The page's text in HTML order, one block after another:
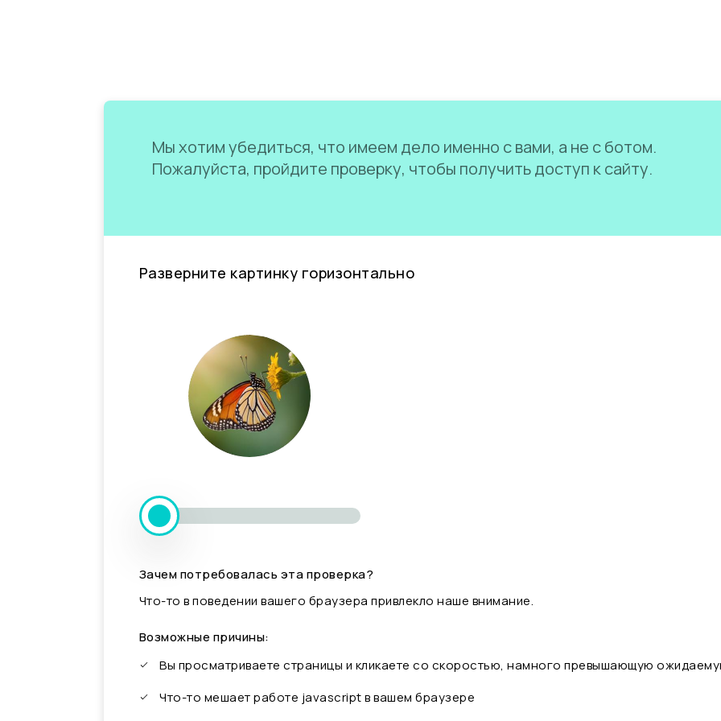
Мы хотим убедиться, что имеем дело именно с вами, а не с ботом.
Пожалуйста, пройдите проверку, чтобы получить доступ к сайту.
Разверните картинку горизонтально
Зачем потребовалась эта проверка?
Что-то в поведении вашего браузера привлекло наше внимание.
Возможные причины:
Вы просматриваете страницы и кликаете со скоростью, намного превышающую
Что-то мешает работе javascript в вашем браузере